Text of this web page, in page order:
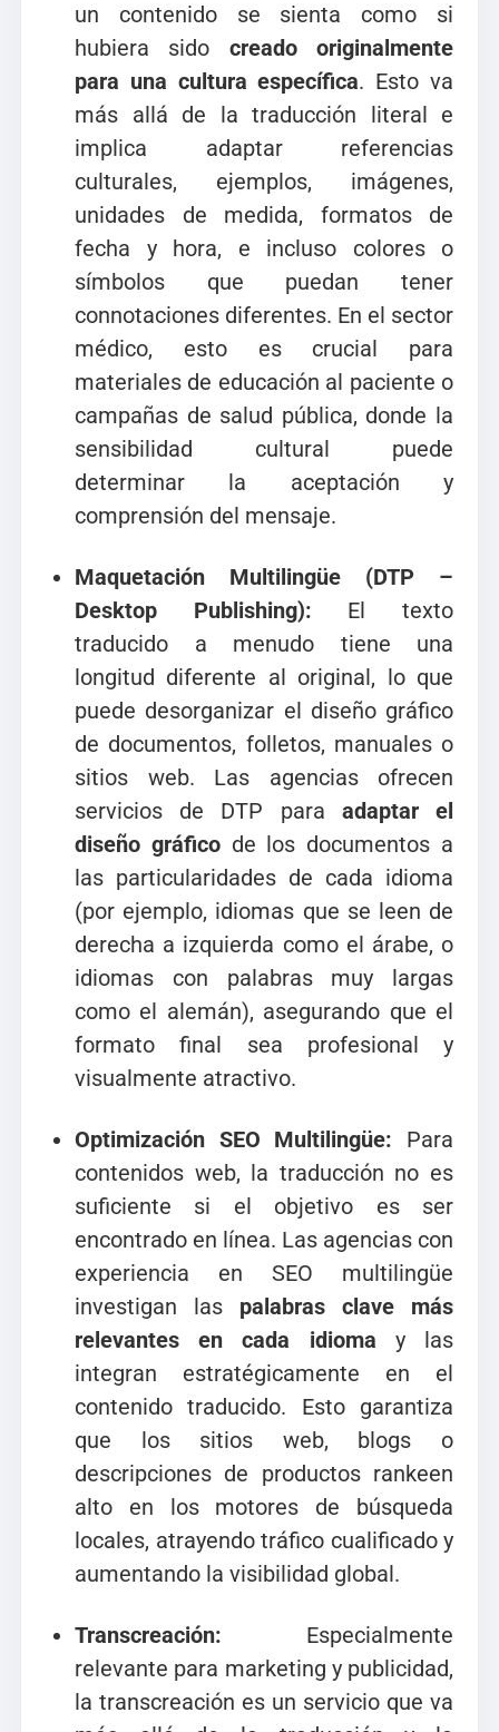
un contenido se sienta como si
hubiera sido creado originalmente
para una cultura específica. Esto va
más allá de la traducción literal e
implica adaptar referencias
culturales, ejemplos, imágenes,
unidades de medida, formatos de
fecha y hora, e incluso colores o
símbolos que puedan tener
connotaciones diferentes. En el sector
médico, esto es crucial para
materiales de educación al paciente o
campañas de salud pública, donde la
sensibilidad cultural puede
determinar la aceptación y
comprensión del mensaje.
Maquetación Multilingüe (DTP –
Desktop Publishing): El texto
traducido a menudo tiene una
longitud diferente al original, lo que
puede desorganizar el diseño gráfico
de documentos, folletos, manuales o
sitios web. Las agencias ofrecen
servicios de DTP para adaptar el
diseño gráficode los documentos a
las particularidades de cada idioma
(por ejemplo, idiomas que se leen de
derecha a izquierda como el árabe, o
idiomas con palabras muy largas
como el alemán), asegurando que el
formato final sea profesional y
visualmente atractivo.
Optimización SEO Multilingüe: Para
contenidos web, la traducción no es
suficiente si el objetivo es ser
encontrado en línea. Las agencias con
experiencia en SEO multilingüe
investigan las palabras clave más
relevantes en cada idioma y las
integran estratégicamente en el
contenido traducido. Esto garantiza
que los sitios web, blogs o
descripciones de productos rankeen
alto en los motores de búsqueda
locales, atrayendo tráfico cualificado y
aumentando la visibilidad global.
Transcreación: Especialmente
relevante para marketing y publicidad,
la transcreación es un servicio que va